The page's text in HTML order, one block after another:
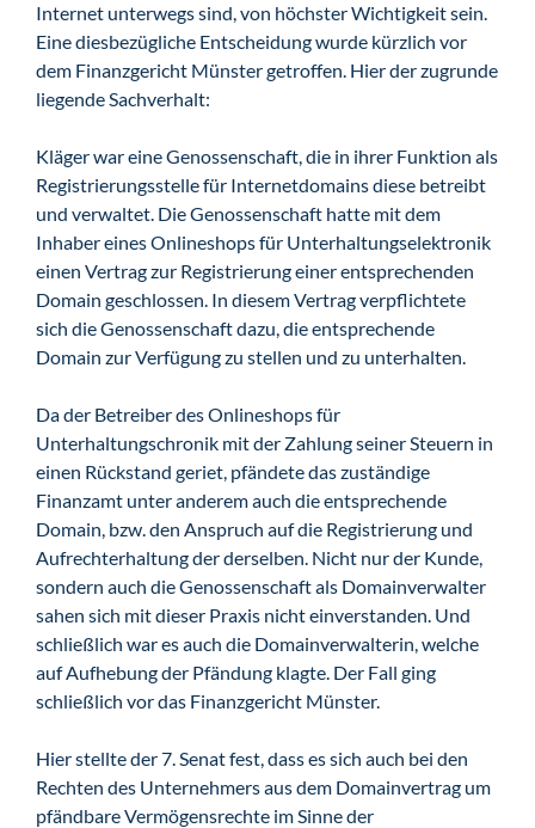
Internet unterwegs sind, von höchster Wichtigkeit sein.
Eine diesbezügliche Entscheidung wurde kürzlich vor
dem Finanzgericht Münster getroffen. Hier der zugrunde
liegende Sachverhalt:
Kläger war eine Genossenschaft, die in ihrer Funktion als
Registrierungsstelle für Internetdomains diese betreibt
und verwaltet. Die Genossenschaft hatte mit dem
Inhaber eines Onlineshops für Unterhaltungselektronik
einen Vertrag zur Registrierung einer entsprechenden
Domain geschlossen. In diesem Vertrag verpflichtete
sich die Genossenschaft dazu, die entsprechende
Domain zur Verfügung zu stellen und zu unterhalten.
Da der Betreiber des Onlineshops für
Unterhaltungschronik mit der Zahlung seiner Steuern in
einen Rückstand geriet, pfändete das zuständige
Finanzamt unter anderem auch die entsprechende
Domain, bzw. den Anspruch auf die Registrierung und
Aufrechterhaltung der derselben. Nicht nur der Kunde,
sondern auch die Genossenschaft als Domainverwalter
sahen sich mit dieser Praxis nicht einverstanden. Und
schließlich war es auch die Domainverwalterin, welche
auf Aufhebung der Pfändung klagte. Der Fall ging
schließlich vor das Finanzgericht Münster.
Hier stellte der 7. Senat fest, dass es sich auch bei den
Rechten des Unternehmers aus dem Domainvertrag um
pfändbare Vermögensrechte im Sinne der